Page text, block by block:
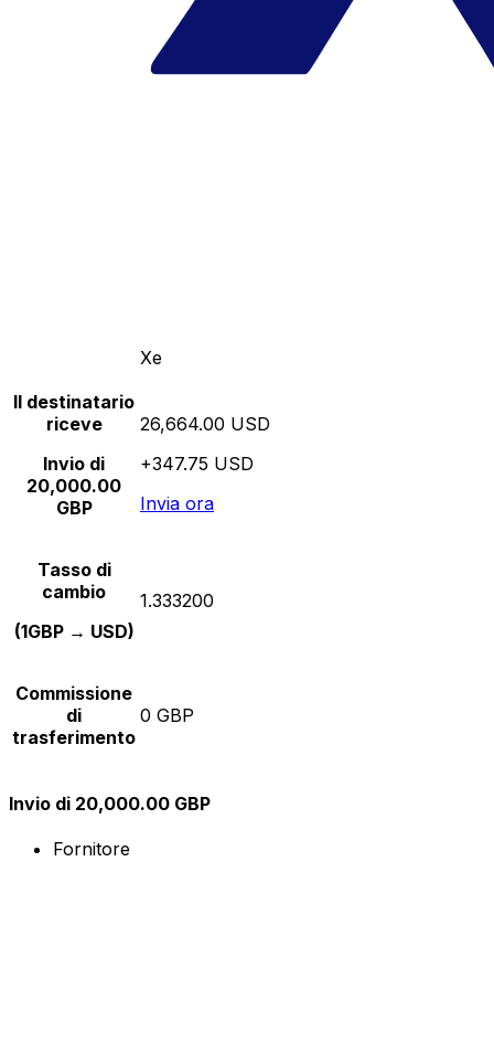
Xe
Il destinatario
riceve
Invio di
20,000.00
GBP
26,664.00 USD
+347.75 USD
Invia ora
Tasso di
cambio
(1GBP → USD)
1.333200
Commissione
di
trasferimento
0 GBP
Invio di 20,000.00 GBP
Fornitore